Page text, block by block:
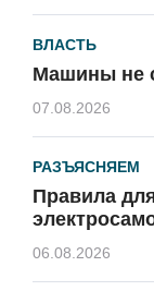
ВЛАСТЬ
Машины не
07.08.2026
РАЗЪЯСНЯЕМ
Правила
06.08.2026